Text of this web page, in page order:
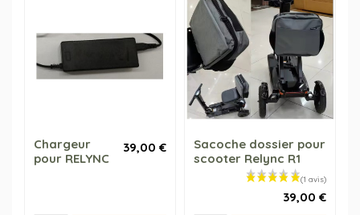
Chargeur
pour RELYNC
39,00 €
Sacoche dossier pour
scooter Relync R1
39,00 €